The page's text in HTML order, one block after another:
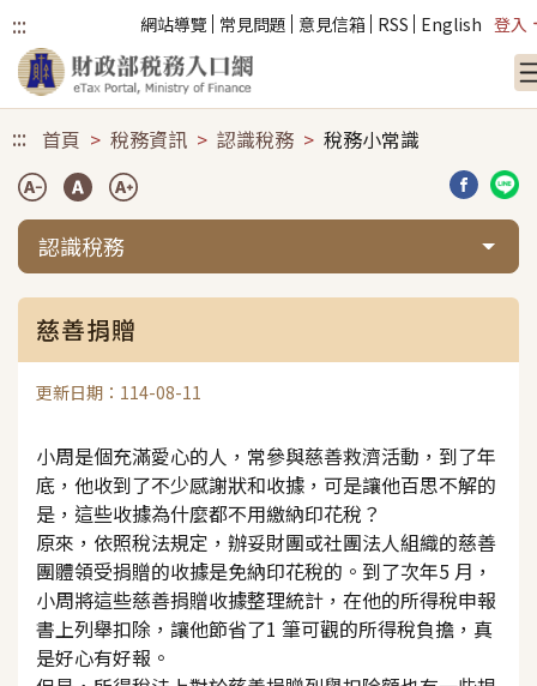
::: 網站導覽 常見問題 意見信箱 RSS English 登入
::: 首頁 稅務資訊 認識稅務 稅務小常識
分享到
分
認識稅務
慈善捐贈
更新日期：114-08-11
小周是個充滿愛心的人，常參與慈善救濟活動，到了年
底，他收到了不少感謝狀和收據，可是讓他百思不解的
是，這些收據為什麼都不用繳納印花稅？
原來，依照稅法規定，辦妥財團或社團法人組織的慈善
團體領受捐贈的收據是免納印花稅的。到了次年5 月，
小周將這些慈善捐贈收據整理統計，在他的所得稅申報
書上列舉扣除，讓他節省了1 筆可觀的所得稅負擔，真
是好心有好報。